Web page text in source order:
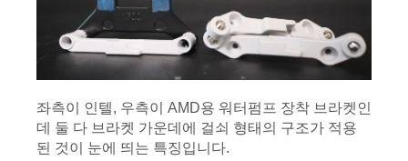
좌측이 인텔, 우측이 AMD용 워터펌프 장착 브라켓인
데 둘 다 브라켓 가운데에 걸쇠 형태의 구조가 적용
된 것이 눈에 띄는 특징입니다.